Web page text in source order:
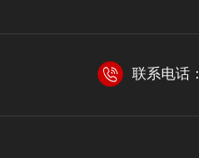
联系电话：